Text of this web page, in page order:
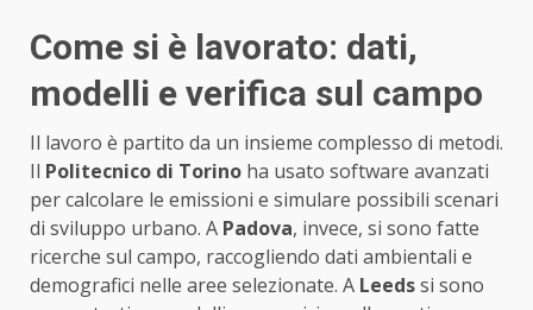
Come si è lavorato: dati,
modelli e verifica sul campo
Il lavoro è partito da un insieme complesso di metodi.
Il Politecnico di Torino ha usato software avanzati
per calcolare le emissioni e simulare possibili scenari
di sviluppo urbano. A Padova, invece, si sono fatte
ricerche sul campo, raccogliendo dati ambientali e
demografici nelle aree selezionate. A Leedssi sono